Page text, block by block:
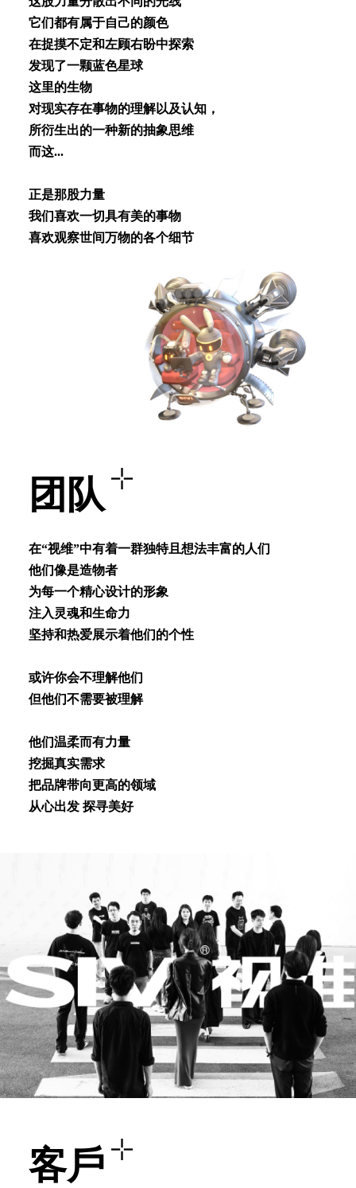
它们都有属于⾃⼰的颜⾊
在捉摸不定和左顾右盼中探索
发现了⼀颗蓝⾊星球
这⾥的⽣物
对现实存在事物的理解以及认知，
所衍⽣出的⼀种新的抽象思维
⽽这...
正是那股⼒量
我们喜欢⼀切具有美的事物
喜欢观察世间万物的各个细节
团队
在“视维”中有着⼀群独特且想法丰富的⼈们
他们像是造物者
为每⼀个精⼼设计的形象
注⼊灵魂和⽣命⼒
坚持和热爱展⽰着他们的个性
或许你会不理解他们
但他们不需要被理解
他们温柔⽽有⼒量
挖掘真实需求
把品牌带向更⾼的领域
从⼼出发 探寻美好
客⼾